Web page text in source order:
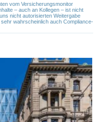
vom Versicherungsmonitor
– auch an Kollegen – ist nicht
nicht autorisierten Weitergabe
wahrscheinlich auch Compliance-